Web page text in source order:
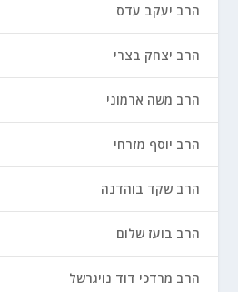
הרב יעקב עדס
הרב יצחק בצרי
הרב משה ארמוני
הרב יוסף מזרחי
הרב שקד בוהדנה
הרב בועז שלום
הרב מרדכי דוד נויגרשל